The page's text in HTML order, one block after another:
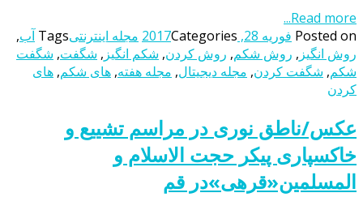
Read more...
Posted on فوریه 28, 2017 Categories مجله اینترنتیTags آب,
روش انگیز , روش شکم, روش کردن, شکم انگیز , شگفت, شگفت
شکم, شگفت کردن, مجله دیجیتال, مجله هفته, های شکم, های
کردن
عکس/ناطق نوری در مراسم تشییع و
خاکسپاری پیکر حجت الاسلام و
المسلمین«قرهی»در قم